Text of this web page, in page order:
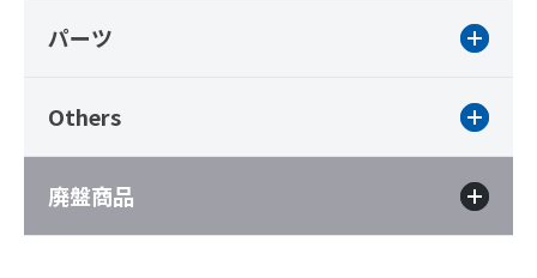
パーツ
Others
廃盤商品